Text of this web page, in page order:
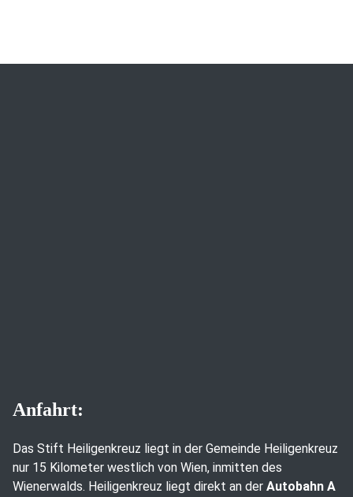
Anfahrt:
Das Stift Heiligenkreuz liegt in der Gemeinde Heiligenkreuz
nur 15 Kilometer westlich von Wien, inmitten des
Wienerwalds. Heiligenkreuz liegt direkt an der Autobahn A